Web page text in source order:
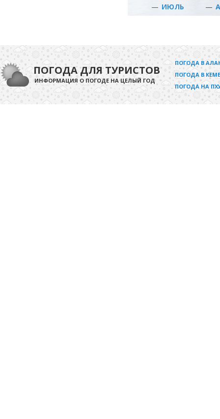
— ИЮЛЬ —
ПОГОДА ДЛЯ ТУРИСТОВ
ИНФОРМАЦИЯ О ПОГОДЕ НА ЦЕЛЫЙ ГОД
ПОГОДА В
ПОГОДА В
ПОГОДА НА